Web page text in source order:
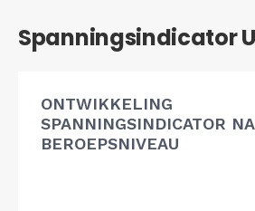
Spanningsindicator
ONTWIKKELING
SPANNINGSINDICATOR
BEROEPSNIVEAU